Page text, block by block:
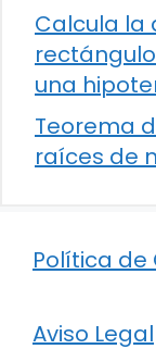
Calcula la
una
Teorema
raíces de
Política de
Aviso Legal